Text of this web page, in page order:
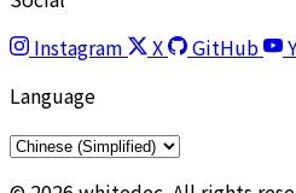
Instagram
X GitHub
Language